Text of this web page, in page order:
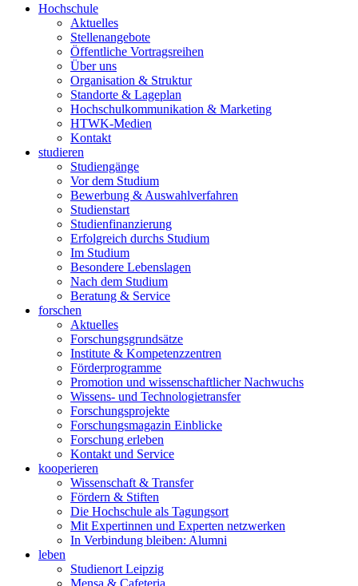
Hochschule
Aktuelles
Stellenangebote
Öffentliche Vortragsreihen
Über uns
Organisation & Struktur
Standorte & Lageplan
Hochschulkommunikation & Marketing
HTWK-Medien
Kontakt
studieren
Studiengänge
Vor dem Studium
Bewerbung & Auswahlverfahren
Studienstart
Studienfinanzierung
Erfolgreich durchs Studium
Im Studium
Besondere Lebenslagen
Nach dem Studium
Beratung & Service
forschen
Aktuelles
Forschungsgrundsätze
Institute & Kompetenzzentren
Förderprogramme
Promotion und wissenschaftlicher Nachwuchs
Wissens- und Technologietransfer
Forschungsprojekte
Forschungsmagazin Einblicke
Forschung erleben
Kontakt und Service
kooperieren
Wissenschaft & Transfer
Fördern & Stiften
Die Hochschule als Tagungsort
Mit Expertinnen und Experten netzwerken
In Verbindung bleiben: Alumni
leben
Studienort Leipzig
Mensa & Cafeteria